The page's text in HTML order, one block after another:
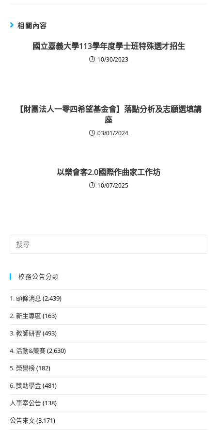
相關內容
國立嘉義大學113學年度學士班特殊選才招生
10/30/2023
【財團法人一零四希望基金會】落點分析及志願選填講
座
03/01/2024
以樂會客2.0國際作曲家工作坊
10/07/2025
Search
for:
校務公告分類
1. 頭條消息 (2,439)
2. 新生專區 (163)
3. 教師研習 (493)
4. 活動&競賽(2,630)
5. 榮譽榜(182)
6. 獎助學金(481)
人事室公告(138)
公告來文(3,171)